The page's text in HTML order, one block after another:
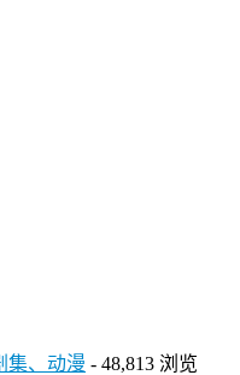
集、动漫 - 48,813 浏览